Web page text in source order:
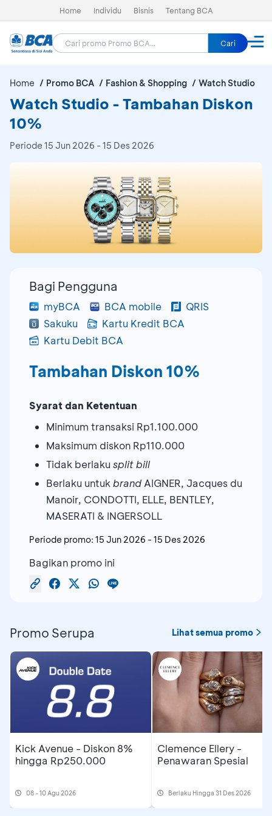
Home Individu Bisnis Tentang BCA
Cari
Home Promo BCA Fashion & Shopping Watch Studio
Watch Studio - Tambahan Diskon
10%
Periode 15 Jun 2026 - 15 Des 2026
Bagi Pengguna
myBCA BCA mobile
QRIS
Sakuku
Kartu Kredit BCA
Kartu Debit BCA
Tambahan Diskon 10%
Syarat dan Ketentuan
Minimum transaksi Rp1.100.000
Maksimum diskon Rp110.000
Tidak berlaku split bill
Berlaku untuk brand AIGNER, Jacques du
Manoir, CONDOTTI, ELLE, BENTLEY,
MASERATI & INGERSOLL
Periode promo: 15 Jun 2026 - 15 Des 2026
Bagikan promo ini
Promo Serupa Lihat semua promo
Kick Avenue - Diskon 8%
hingga Rp250.000
08 - 10 Agu 2026
Clemence Ellery -
Penawaran Spesial
Berlaku Hingga 31 Des 2026